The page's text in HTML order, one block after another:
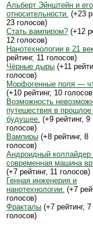
Альберт Эйнштейн и
относительности. (+23
23 голосов)
Стать вампиром? (+12
12 голосов)
Нанотехнологии в 21
рейтинг, 11 голосов)
Чёрные дыры (+11
голосов)
Морфогенные поля —
(+10 рейтинг, 10
Возможность
путешествия в прошлое
будущее. (+9 рейтинг, 9
голосов)
Вампиры (+8 рейтинг, 8
голосов)
Андроидный коллайдер
современная машина
(+7 рейтинг, 11 голосов)
Генная инженерия и
нанотехнологии. (+7
голосов)
Фракталы (+7 рейтинг, 7
голосов)